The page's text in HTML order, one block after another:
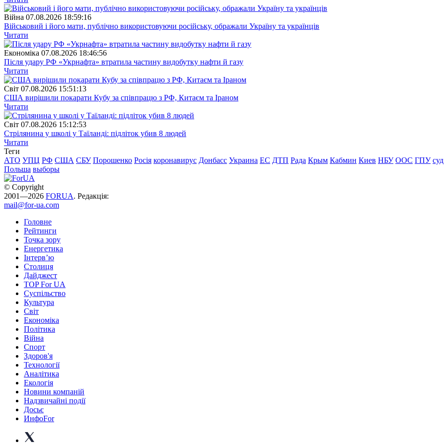
Війна 07.08.2026 18:59:16
Військовий і його мати, публічно використовуючи російську, ображали Україну та українців
Читати
Економіка 07.08.2026 18:46:56
Після удару РФ «Укрнафта» втратила частину видобутку нафти й газу
Читати
Свiт 07.08.2026 15:51:13
США вирішили покарати Кубу за співпрацю з РФ, Китаєм та Іраном
Читати
Свiт 07.08.2026 15:12:53
Стрілянина у школі у Таїланді: підліток убив 8 людей
Читати
Теги
АТО УПЦ РФ США СБУ Порошенко Росія коронавирус Донбасс Украина ЕС ДТП Рада Крым Кабмин Киев НБУ ООС ГПУ суд
Польша выборы
© Copyright
2001—2026 FORUA. Редакція:
mail@for-ua.com
Головне
Рейтинги
Точка зору
Енергетика
Інтерв’ю
Столиця
Дайджест
TOP For UA
Суспiльство
Культура
Світ
Економіка
Політика
Війна
Спорт
Здоров'я
Технології
Аналітика
Екологія
Новини компаній
Надзвичайні події
Досьє
ИнфоFor